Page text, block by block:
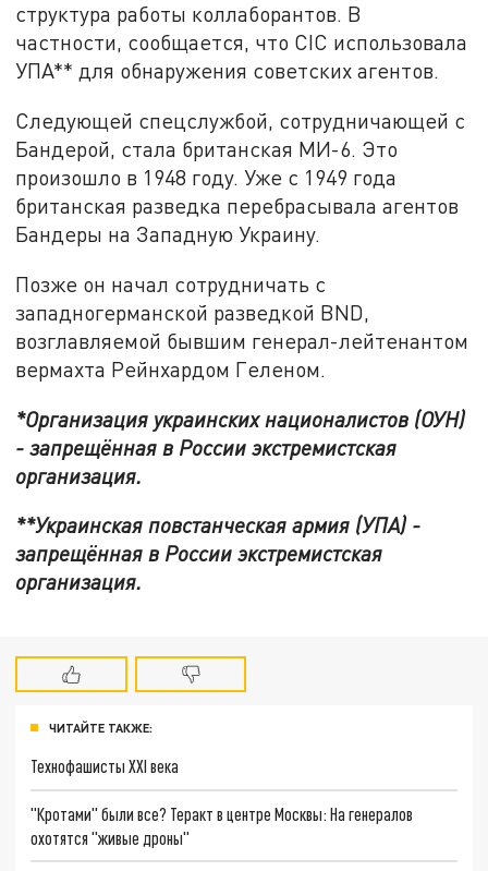
структура работы коллаборантов. В
частности, сообщается, что CIC использовала
УПА** для обнаружения советских агентов.
Следующей спецслужбой, сотрудничающей с
Бандерой, стала британская МИ-6. Это
произошло в 1948 году. Уже с 1949 года
британская разведка перебрасывала агентов
Бандеры на Западную Украину.
Позже он начал сотрудничать с
западногерманской разведкой BND,
возглавляемой бывшим генерал-лейтенантом
вермахта Рейнхардом Геленом.
*Организация украинских националистов (ОУН)
- запрещённая в России экстремистская
организация.
**Украинская повстанческая армия (УПА) -
запрещённая в России экстремистская
организация.
ЧИТАЙТЕ ТАКЖЕ:
Технофашисты XXI века
"Кротами" были все? Теракт в центре Москвы: На генералов
охотятся "живые дроны"